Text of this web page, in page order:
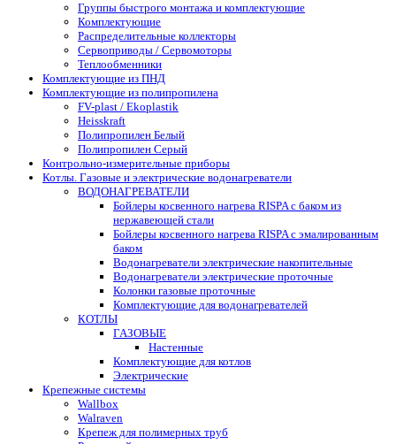
Группы быстрого монтажа и комплектующие
Комплектующие
Распределительные коллекторы
Сервоприводы / Сервомоторы
Теплообменники
Комплектующие из ПНД
Комплектующие из полипропилена
FV-plast / Ekoplastik
Heisskraft
Полипропилен Белый
Полипропилен Серый
Контрольно-измерительные приборы
Котлы. Газовые и электрические водонагреватели
ВОДОНАГРЕВАТЕЛИ
Бойлеры косвенного нагрева RISPA с баком из
нержавеющей стали
Бойлеры косвенного нагрева RISPA с эмалированным
баком
Водонагреватели электрические накопительные
Водонагреватели электрические проточные
Колонки газовые проточные
Комплектующие для водонагревателей
КОТЛЫ
ГАЗОВЫЕ
Настенные
Комплектующие для котлов
Электрические
Крепежные системы
Wallbox
Walraven
Крепеж для полимерных труб